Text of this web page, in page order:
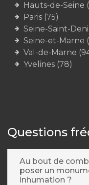
Hauts-de-Seine
Paris (75)
Seine-Saint-
Seine-et-Marne
Val-de-Marne
Yvelines (78)
Questions
Au bout de
poser un
inhumation ?